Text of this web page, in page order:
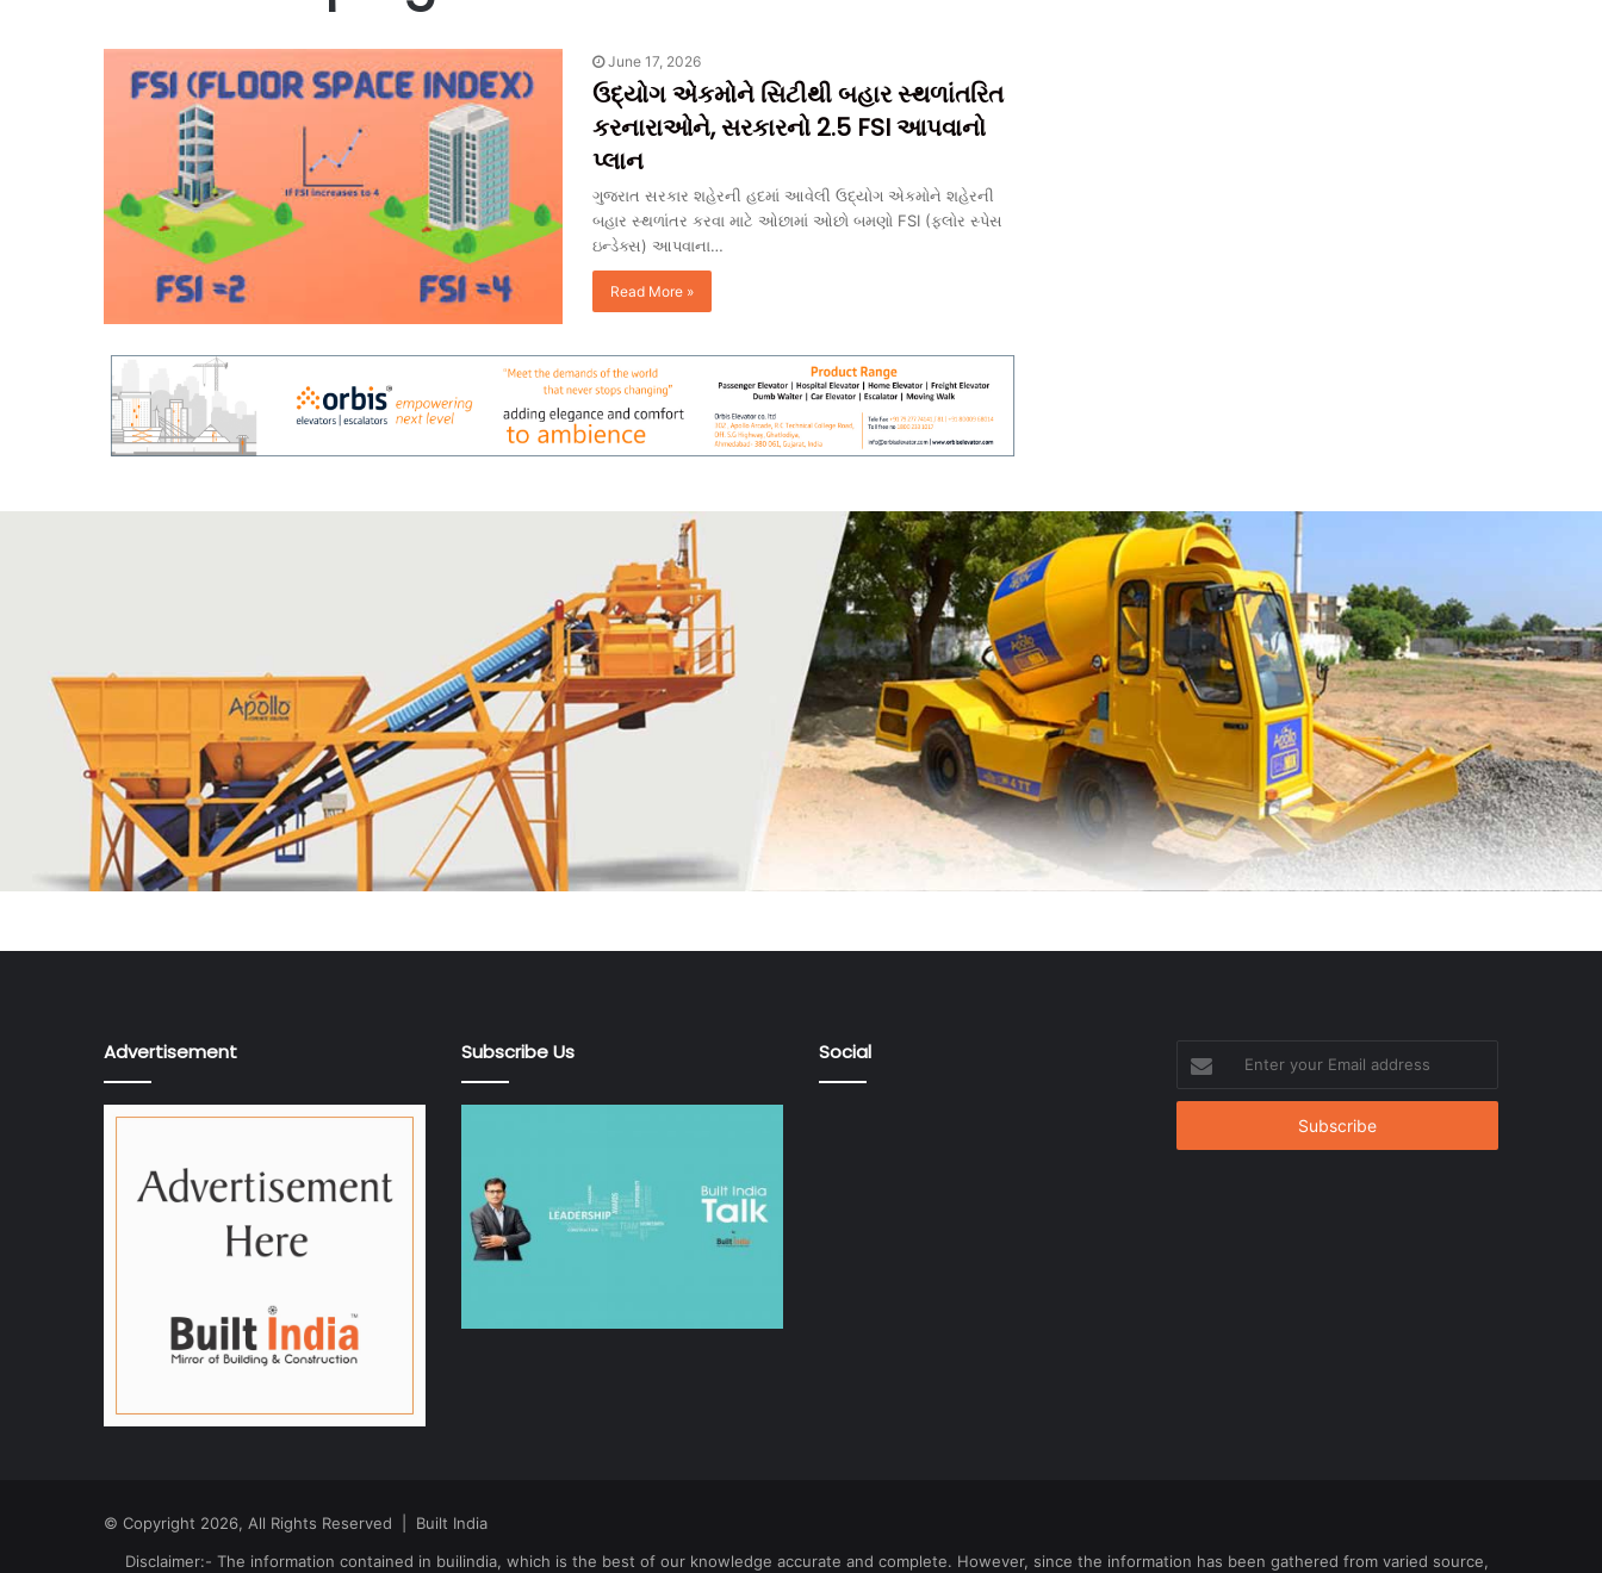
June 17, 2026
ઉદ્યોગ એકમોને સિટીથી બહાર સ્થળાંતરિત
કરનારાઓને, સરકારનો 2.5 FSI આપવાનો
પ્લાન
ગુજરાત સરકાર શહેરની હદમાં આવેલી ઉદ્યોગ એકમોને શહેરની
બહાર સ્થળાંતર કરવા માટે ઓછામાં ઓછો બમણો FSI (ફ્લોર સ્પેસ
ઇન્ડેક્સ) આપવાના…
Read More »
Advertisement Subscribe Us Social
your
Email
© Copyright 2026, All Rights Reserved | Built India
Disclaimer:- The information contained in builindia, which is the best of our knowledge accurate and complete. However, since the information has been gathered from varied source,